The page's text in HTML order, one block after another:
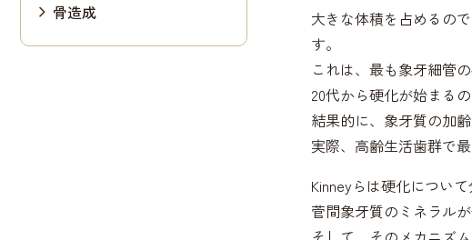
大きな体積を占めるの
す。
これは、最も象牙細管
20代から硬化が始まる
結果的に、象牙質の加
実際、高齢生活歯群で
Kinneyらは硬化につい
菅間象牙質のミネラル
骨造成